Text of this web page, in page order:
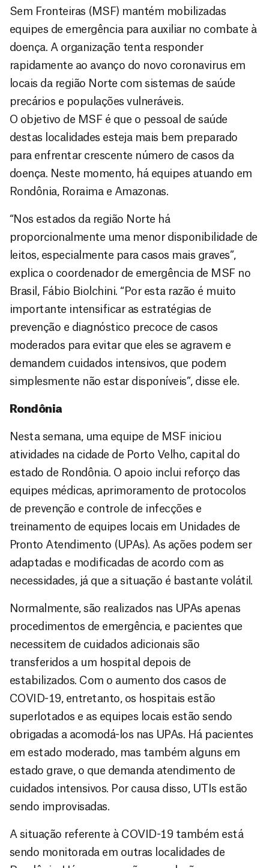
Sem Fronteiras (MSF) mantém mobilizadas
equipes de emergência para auxiliar no combate à
doença. A organização tenta responder
rapidamente ao avanço do novo coronavirus em
locais da região Norte com sistemas de saúde
precários e populações vulneráveis.
O objetivo de MSF é que o pessoal de saúde
destas localidades esteja mais bem preparado
para enfrentar crescente número de casos da
doença. Neste momento, há equipes atuando em
Rondônia, Roraima e Amazonas.
“Nos estados da região Norte há
proporcionalmente uma menor disponibilidade de
leitos, especialmente para casos mais graves”,
explica o coordenador de emergência de MSF no
Brasil, Fábio Biolchini. “Por esta razão é muito
importante intensificar as estratégias de
prevenção e diagnóstico precoce de casos
moderados para evitar que eles se agravem e
demandem cuidados intensivos, que podem
simplesmente não estar disponíveis”, disse ele.
Rondônia
Nesta semana, uma equipe de MSF iniciou
atividades na cidade de Porto Velho, capital do
estado de Rondônia. O apoio inclui reforço das
equipes médicas, aprimoramento de protocolos
de prevenção e controle de infecções e
treinamento de equipes locais em Unidades de
Pronto Atendimento (UPAs). As ações podem ser
adaptadas e modificadas de acordo com as
necessidades, já que a situação é bastante volátil.
Normalmente, são realizados nas UPAs apenas
procedimentos de emergência, e pacientes que
necessitem de cuidados adicionais são
transferidos a um hospital depois de
estabilizados. Com o aumento dos casos de
COVID-19, entretanto, os hospitais estão
superlotados e as equipes locais estão sendo
obrigadas a acomodá-los nas UPAs. Há pacientes
em estado moderado, mas também alguns em
estado grave, o que demanda atendimento de
cuidados intensivos. Por causa disso, UTIs estão
sendo improvisadas.
A situação referente à COVID-19 também está
sendo monitorada em outras localidades de